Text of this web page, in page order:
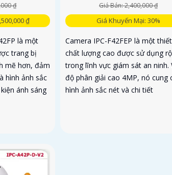
₫
₫
là một
trang bị
mẽ hơn, đảm
hình ảnh sắc
ánh sáng
Giá Bán: 2,400,000 ₫
Giá Khuyến Mại: 30%
Camera IPC-F42FEP là một
chất lượng cao được sử dụng
trong lĩnh vực giám sát an ninh.
độ phân giải cao 4MP, nó cung
hình ảnh sắc nét và chi tiết